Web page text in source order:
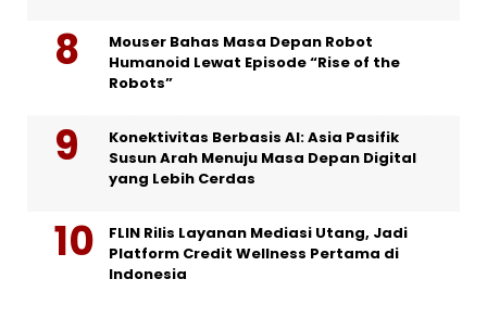
Mouser Bahas Masa Depan Robot
Humanoid Lewat Episode “Rise of the
Robots”
Konektivitas Berbasis AI: Asia Pasifik
Susun Arah Menuju Masa Depan Digital
yang Lebih Cerdas
FLIN Rilis Layanan Mediasi Utang, Jadi
Platform Credit Wellness Pertama di
Indonesia